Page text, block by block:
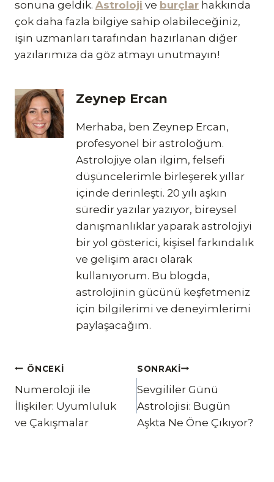
sonuna geldik. Astroloji ve burçlar hakkında
çok daha fazla bilgiye sahip olabileceğiniz,
işin uzmanları tarafından hazırlanan diğer
yazılarımıza da göz atmayı unutmayın!
Zeynep Ercan
Merhaba, ben Zeynep Ercan,
profesyonel bir astroloğum.
Astrolojiye olan ilgim, felsefi
düşüncelerimle birleşerek yıllar
içinde derinleşti. 20 yılı aşkın
süredir yazılar yazıyor, bireysel
danışmanlıklar yaparak astrolojiyi
bir yol gösterici, kişisel farkındalık
ve gelişim aracı olarak
kullanıyorum. Bu blogda,
astrolojinin gücünü keşfetmeniz
için bilgilerimi ve deneyimlerimi
paylaşacağım.
Yazı
gezinmesi
ÖNCEKI
Numeroloji ile
İlişkiler: Uyumluluk
ve Çakışmalar
SONRAKI
Sevgililer Günü
Astrolojisi: Bugün
Aşkta Ne Öne Çıkıyor?